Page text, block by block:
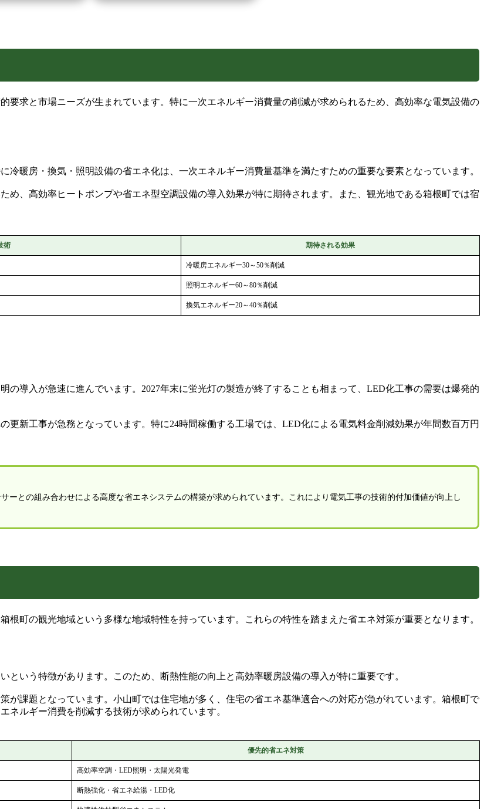
要求と市場ニーズが生まれています。特に一次エネルギー消費量の削減が求められるため、高効率な電気設備の
暖房・換気・照明設備の省エネ化は、一次エネルギー消費量基準を満たすための重要な要素となっています。
め、高効率ヒートポンプや省エネ型空調設備の導入効果が特に期待されます。また、観光地である箱根町では宿
術 期待される効果
冷暖房エネルギー30～50％削減
照明エネルギー60～80％削減
換気エネルギー20～40％削減
導入が急速に進んでいます。2027年末に蛍光灯の製造が終了することも相まって、LED化工事の需要は爆発的
新工事が急務となっています。特に24時間稼働する工場では、LED化による電気料金削減効果が年間数百万円
ーとの組み合わせによる高度な省エネシステムの構築が求められています。これにより電気工事の技術的付加価値が向上し
町の観光地域という多様な地域特性を持っています。これらの特性を踏まえた省エネ対策が重要となります。
いう特徴があります。このため、断熱性能の向上と高効率暖房設備の導入が特に重要です。
が課題となっています。小山町では住宅地が多く、住宅の省エネ基準適合への対応が急がれています。箱根町で
ネルギー消費を削減する技術が求められています。
優先的省エネ対策
高効率空調・LED照明・太陽光発電
断熱強化・省エネ給湯・LED化